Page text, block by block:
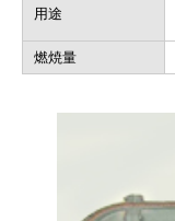
用途
燃焼量